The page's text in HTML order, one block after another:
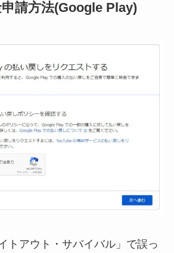
請方法(Google Play)
トアウト・サバイバル」で誤っ